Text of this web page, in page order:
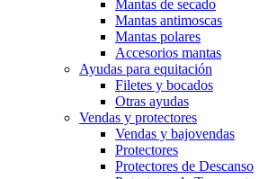
Mantas de secado
Mantas antimoscas
Mantas polares
Accesorios mantas
Ayudas para equitación
Filetes y bocados
Otras ayudas
Vendas y protectores
Vendas y bajovendas
Protectores
Protectores de Descanso